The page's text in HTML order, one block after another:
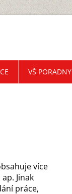
více
Jinak
práce,
VŠ PORADNY